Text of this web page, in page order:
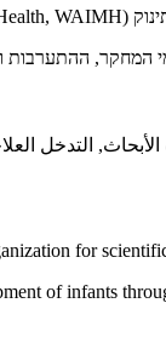
המחקר,
التدخل
for
of infants